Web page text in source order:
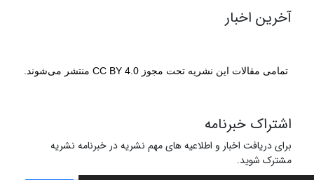
آخرین اخبار
تمامی مقالات این نشریه تحت مجوز CC BY 4.0 منتشر می‌شوند.
اشتراک خبرنامه
برای دریافت اخبار و اطلاعیه های مهم نشریه در خبرنامه نشریه
مشترک شوید.